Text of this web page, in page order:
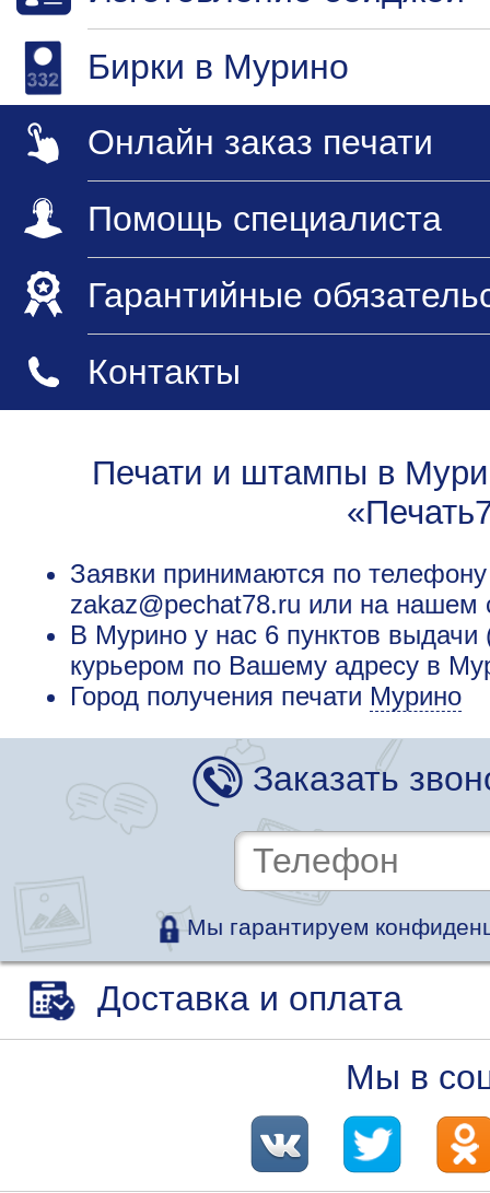
Бирки в Мурино
Онлайн заказ печати
Помощь специалиста
Гарантийные
Контакты
Печати и штампы в
Заявки принимаются по
zakaz@pechat78.ru или на нашем
В Мурино у нас 6 пунктов выдачи
курьером по Вашему адресу в
Город получения печати Мурино
Заказать
Мы гарантируем
Доставка и оплата
Мы в